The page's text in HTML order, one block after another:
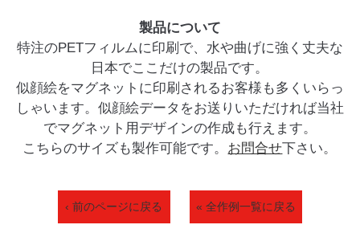
製品について
特注のPETフィルムに印刷で、水や曲げに強く丈夫な
日本でここだけの製品です。
似顔絵をマグネットに印刷されるお客様も多くいらっ
しゃいます。似顔絵データをお送りいただければ当社
でマグネット用デザインの作成も行えます。
こちらのサイズも製作可能です。 お問合せ下さい。
‹ 前のページに戻る « 全作例一覧に戻る